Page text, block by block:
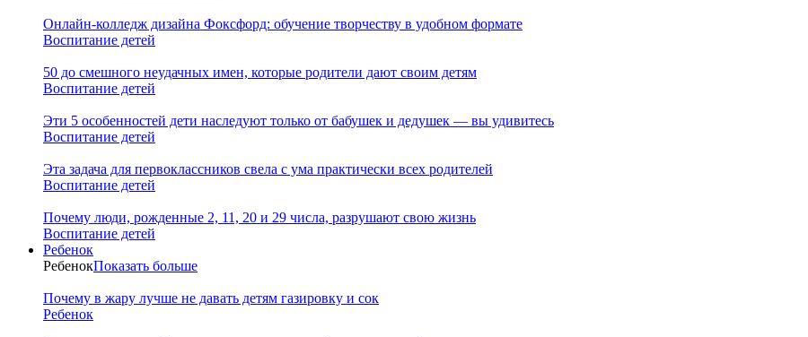
Онлайн-колледж дизайна Фоксфорд: обучение творчеству в удобном формате
Воспитание детей
50 до смешного неудачных имен, которые родители дают своим детям
Воспитание детей
Эти 5 особенностей дети наследуют только от бабушек и дедушек — вы удивитесь
Воспитание детей
Эта задача для первоклассников свела с ума практически всех родителей
Воспитание детей
Почему люди, рожденные 2, 11, 20 и 29 числа, разрушают свою жизнь
Воспитание детей
Ребенок
РебенокПоказать больше
Почему в жару лучше не давать детям газировку и сок
Ребенок